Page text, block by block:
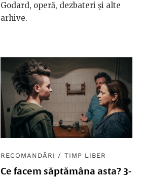
Godard, operă, dezbateri și alte
arhive.
RECOMANDĂRI / TIMP LIBER
Ce facem săptămâna asta? 3-